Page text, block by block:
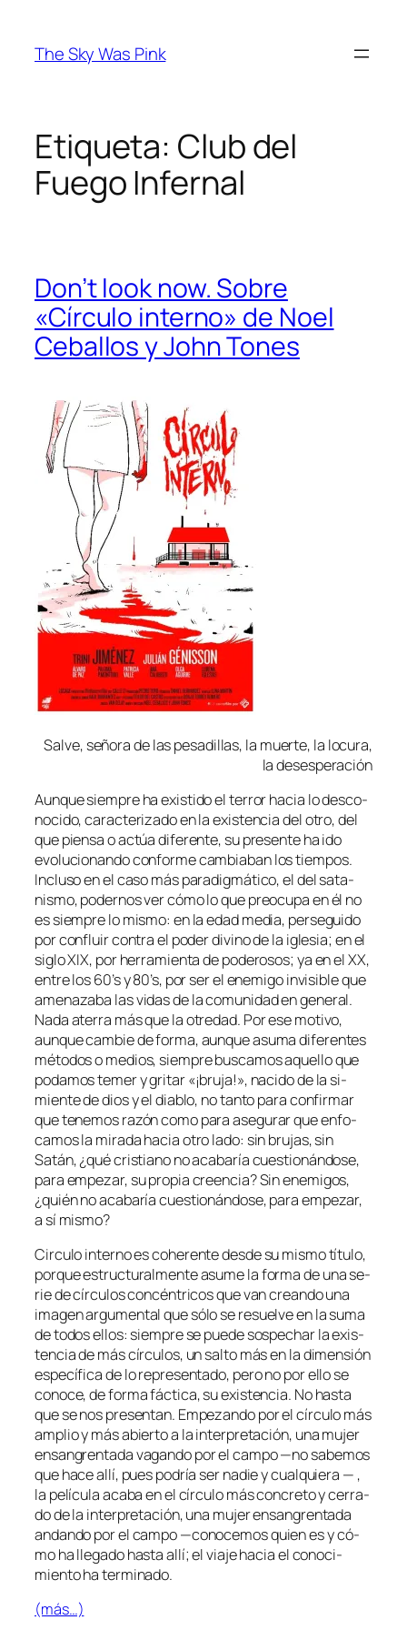
contenido
The Sky Was Pink
Etiqueta: Club del
Fuego Infernal
Don’t look now. Sobre
«Círculo interno» de Noel
Ceballos y John Tones
Salve, se­ño­ra de las pe­sa­di­llas, la muer­te, la lo­cu­ra,
la desesperación
Aunque siem­pre ha exis­ti­do el te­rror ha­cia lo des­co­
no­ci­do, ca­rac­te­ri­za­do en la exis­ten­cia del otro, del
que pien­sa o ac­túa di­fe­ren­te, su pre­sen­te ha ido
evo­lu­cio­nan­do con­for­me cam­bia­ban los tiem­pos.
Incluso en el ca­so más pa­ra­dig­má­ti­co, el del sa­ta­
nis­mo, po­der­nos ver có­mo lo que preo­cu­pa en él no
es siem­pre lo mis­mo: en la edad me­dia, per­se­gui­do
por con­fluir con­tra el po­der di­vino de la igle­sia; en el
si­glo XIX, por he­rra­mien­ta de po­de­ro­sos; ya en el XX,
en­tre los 60’s y 80’s, por ser el enemi­go in­vi­si­ble que
ame­na­za­ba las vi­das de la co­mu­ni­dad en ge­ne­ral.
Nada ate­rra más que la otre­dad. Por ese mo­ti­vo,
aun­que cam­bie de for­ma, aun­que asu­ma di­fe­ren­tes
mé­to­dos o me­dios, siem­pre bus­ca­mos aque­llo que
po­da­mos te­mer y gri­tar «¡bru­ja!», na­ci­do de la si­
mien­te de dios y el dia­blo, no tan­to pa­ra con­fir­mar
que te­ne­mos ra­zón co­mo pa­ra ase­gu­rar que en­fo­
ca­mos la mi­ra­da ha­cia otro la­do: sin bru­jas, sin
Satán, ¿qué cris­tiano no aca­ba­ría cues­tio­nán­do­se,
pa­ra em­pe­zar, su pro­pia creen­cia? Sin enemi­gos,
¿quién no aca­ba­ría cues­tio­nán­do­se, pa­ra em­pe­zar,
a sí mismo?
Circulo in­ternoes cohe­ren­te des­de su mis­mo tí­tu­lo,
por­que es­truc­tu­ral­men­te asu­me la for­ma de una se­
rie de círcu­los con­cén­tri­cos que van crean­do una
ima­gen ar­gu­men­tal que só­lo se re­suel­ve en la su­ma
de to­dos ellos: siem­pre se pue­de sos­pe­char la exis­
ten­cia de más círcu­los, un sal­to más en la di­men­sión
es­pe­cí­fi­ca de lo re­pre­sen­ta­do, pe­ro no por ello se
co­no­ce, de for­ma fác­ti­ca, su exis­ten­cia. No has­ta
que se nos pre­sen­tan. Empezando por el círcu­lo más
am­plio y más abier­to a la in­ter­pre­ta­ción, una mu­jer
en­san­gren­ta­da va­gan­do por el cam­po —no sa­be­mos
que ha­ce allí, pues po­dría ser na­die y cual­quie­ra — ,
la pe­lí­cu­la aca­ba en el círcu­lo más con­cre­to y ce­rra­
do de la in­ter­pre­ta­ción, una mu­jer en­san­gren­ta­da
an­dan­do por el cam­po —co­no­ce­mos quien es y có­
mo ha lle­ga­do has­ta allí; el via­je ha­cia el co­no­ci­
mien­to ha terminado.
(más…)